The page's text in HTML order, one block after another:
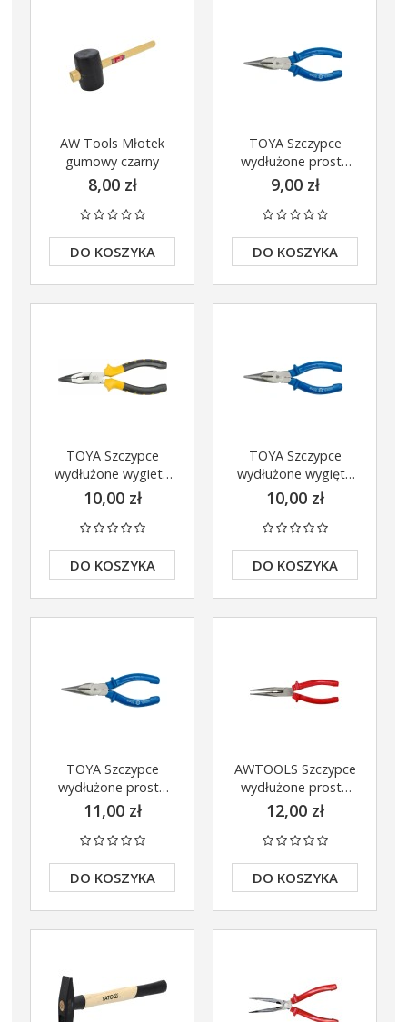
Szlifieka kątowa 125mm
TSTAK DCG405NT
699,00 zł
DO KOSZYKA
AW Tools Młotek
gumowy czarny
8,00 zł
DO KOSZYKA
TOYA Szczypce
wydłużone proste
160mm 40013
9,00 zł
DO KOSZYKA
TOYA Szczypce
wydłużone wygiete
kolor 160mm 40050
10,00 zł
DO KOSZYKA
TOYA Szczypce
wydłużone wygięte
160mm 40015
10,00 zł
DO KOSZYKA
TOYA Szczypce
wydłużone proste
200mm 40014
11,00 zł
DO KOSZYKA
AWTOOLS Szczypce
wydłużone proste
160mm AW31053
12,00 zł
DO KOSZYKA